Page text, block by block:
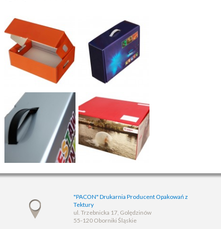
"PACON" Drukarnia Producent Opakowań z
Tektury
ul. Trzebnicka 17, Golędzinów
55-120 Oborniki Śląskie